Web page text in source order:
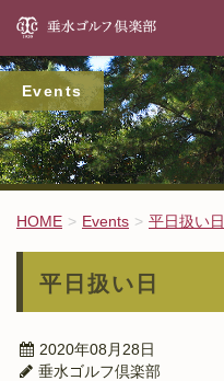
Events
HOME Events 平日扱い日
平日扱い日
2020年08月28日
垂水ゴルフ倶楽部